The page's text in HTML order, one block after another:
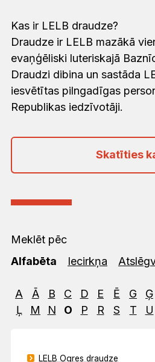
Kas ir LELB draudze?
Draudze ir LELB mazākā
evaņģēliski luteriskajā
Draudzi dibina un sastāda
iesvētītas pilngadīgas
Republikas iedzīvotāji.
Skatīties
Meklēt pēc
Alfabēta
Iecirkņa
A Ā B C D E Ē G Ģ
Ļ
M N O P R S T U
LELB Ogres draudze